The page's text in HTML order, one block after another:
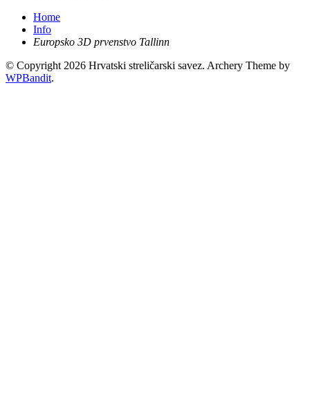
Home
Info
Europsko 3D prvenstvo Tallinn
© Copyright 2026 Hrvatski streličarski savez. Archery Theme by
WPBandit.